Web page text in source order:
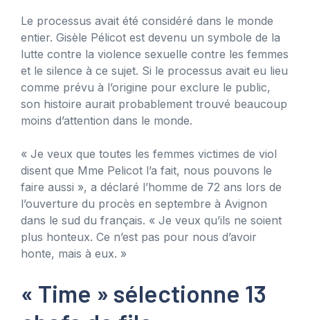
Le processus avait été considéré dans le monde
entier. Gisèle Pélicot est devenu un symbole de la
lutte contre la violence sexuelle contre les femmes
et le silence à ce sujet. Si le processus avait eu lieu
comme prévu à l’origine pour exclure le public,
son histoire aurait probablement trouvé beaucoup
moins d’attention dans le monde.
« Je veux que toutes les femmes victimes de viol
disent que Mme Pelicot l’a fait, nous pouvons le
faire aussi », a déclaré l’homme de 72 ans lors de
l’ouverture du procès en septembre à Avignon
dans le sud du français. « Je veux qu’ils ne soient
plus honteux. Ce n’est pas pour nous d’avoir
honte, mais à eux. »
« Time » sélectionne 13